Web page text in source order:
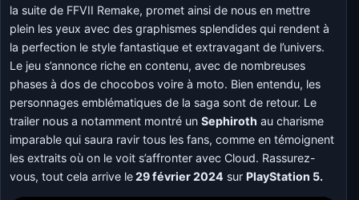
la suite de FFVII Remake, promet ainsi de nous en mettre
plein les yeux avec des graphismes splendides qui rendent à
la perfection le style fantastique et extravagant de l’univers.
Le jeu s’annonce riche en contenu, avec de nombreuses
phases à dos de chocobos voire à moto. Bien entendu, les
personnages emblématiques de la saga sont de retour. Le
trailer nous a notamment montré unSephiroth au charisme
imparable qui saura ravir tous les fans, comme en témoignent
les extraits où on le voit s’affronter avec Cloud. Rassurez-
vous, tout cela arrive le29 février 2024 sur PlayStation 5.